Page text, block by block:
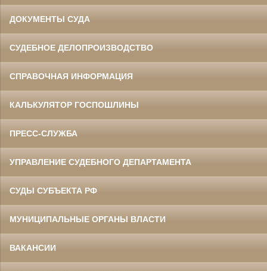
ДОКУМЕНТЫ СУДА
СУДЕБНОЕ ДЕЛОПРОИЗВОДСТВО
СПРАВОЧНАЯ ИНФОРМАЦИЯ
КАЛЬКУЛЯТОР ГОСПОШЛИНЫ
ПРЕСС-СЛУЖБА
УПРАВЛЕНИЕ СУДЕБНОГО ДЕПАРТАМЕНТА
СУДЫ СУБЪЕКТА РФ
МУНИЦИПАЛЬНЫЕ ОРГАНЫ ВЛАСТИ
ВАКАНСИИ